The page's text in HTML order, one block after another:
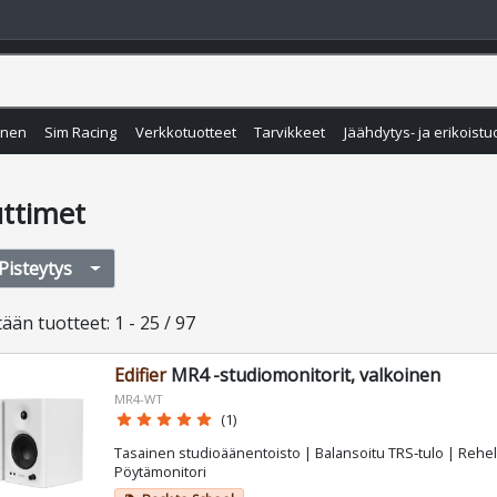
Sim Racing Verkkotuotteet Tarvikkeet Jäähdytys- ja
Pisteytys
tuotteet: 1 - 25 / 97
EdifierMR4 -studiomonitorit, valkoinen
MR4-WT
star star star star star (1)
Tasainen studioäänentoisto | Balansoitu TRS‑tulo |
Pöytämonitori